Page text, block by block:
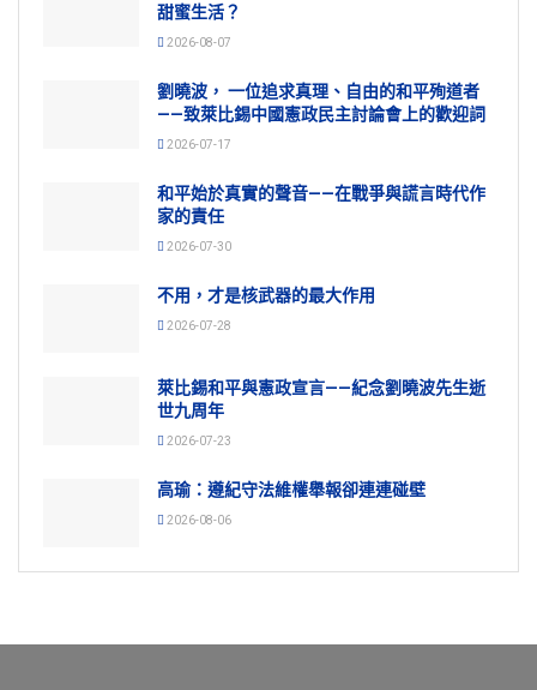
甜蜜生活？
2026-08-07
劉曉波， 一位追求真理、自由的和平殉道者
——致萊比錫中國憲政民主討論會上的歡迎詞
2026-07-17
和平始於真實的聲音——在戰爭與謊言時代作
家的責任
2026-07-30
不用，才是核武器的最大作用
2026-07-28
萊比錫和平與憲政宣言——紀念劉曉波先生逝
世九周年
2026-07-23
高瑜：遵紀守法維權舉報卻連連碰壁
2026-08-06